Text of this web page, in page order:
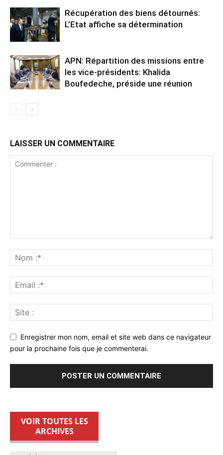
Récupération des biens détournés:
L’Etat affiche sa détermination
APN: Répartition des missions entre
les vice-présidents: Khalida
Boufedeche, préside une réunion
LAISSER UN COMMENTAIRE
Enregistrer mon nom, email et site web dans ce navigateur
pour la prochaine fois que je commenterai.
VOIR TOUTES LES
ARCHIVES